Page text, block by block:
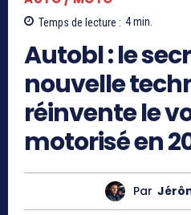
Temps de lecture : 4min.
Autobl : le
nouvelle
réinvente le
motorisé en
Par